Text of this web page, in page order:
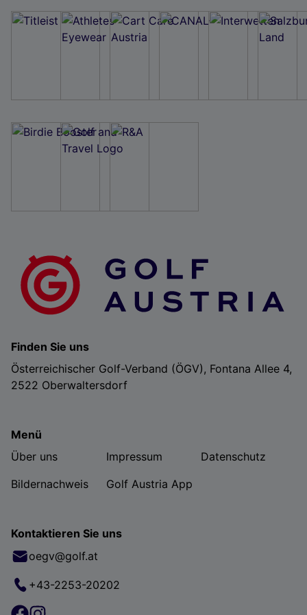
Finden Sie uns
Österreichischer Golf-Verband (ÖGV), Fontana Allee 4,
2522 Oberwaltersdorf
Menü
Über uns
Impressum
Datenschutz
Bildernachweis
Golf Austria App
Kontaktieren Sie uns
oegv@golf.at
+43-2253-20202
Wir und unsere Partner verarbeiten Daten, um
Verwendung genauer Standortdaten. Endgeräteeigenschaften zur Identifikation